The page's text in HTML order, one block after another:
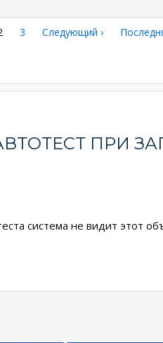
Страница
3
Следующая
Следующий ›
ПРИ
система не видит этот